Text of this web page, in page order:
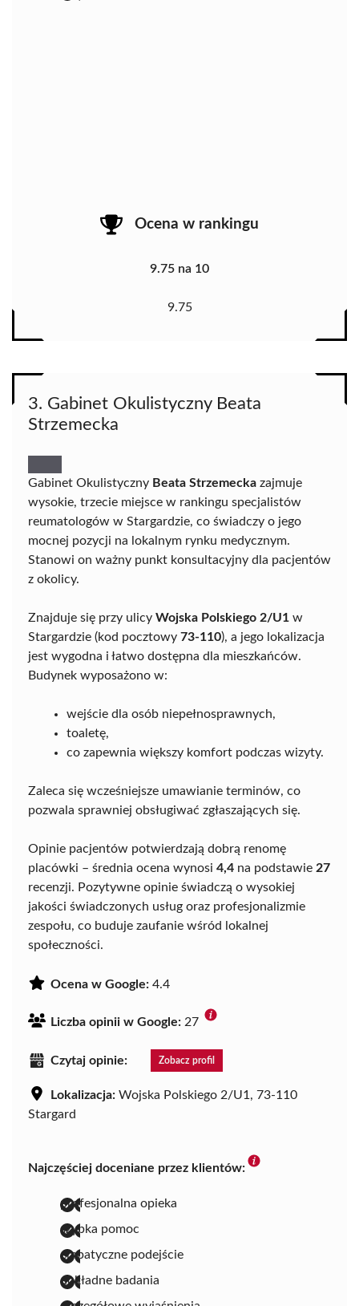
Ocena w rankingu
9.75 na 10
9.75
3. Gabinet Okulistyczny Beata
Strzemecka
Gabinet Okulistyczny Beata Strzemecka zajmuje
wysokie, trzecie miejsce w rankingu specjalistów
reumatologów w Stargardzie, co świadczy o jego
mocnej pozycji na lokalnym rynku medycznym.
Stanowi on ważny punkt konsultacyjny dla pacjentów
z okolicy.
Znajduje się przy ulicy Wojska Polskiego 2/U1 w
Stargardzie (kod pocztowy 73-110), a jego lokalizacja
jest wygodna i łatwo dostępna dla mieszkańców.
Budynek wyposażono w:
wejście dla osób niepełnosprawnych,
toaletę,
co zapewnia większy komfort podczas wizyty.
Zaleca się wcześniejsze umawianie terminów, co
pozwala sprawniej obsługiwać zgłaszających się.
Opinie pacjentów potwierdzają dobrą renomę
placówki – średnia ocena wynosi 4,4 na podstawie 27
recenzji. Pozytywne opinie świadczą o wysokiej
jakości świadczonych usług oraz profesjonalizmie
zespołu, co buduje zaufanie wśród lokalnej
społeczności.
Ocena w Google: 4.4
Liczba opinii w Google: 27
Czytaj opinie: Zobacz profil
Lokalizacja: Wojska Polskiego 2/U1, 73-110
Stargard
Najczęściej doceniane przez klientów:
profesjonalna opieka
szybka pomoc
empatyczne podejście
dokładne badania